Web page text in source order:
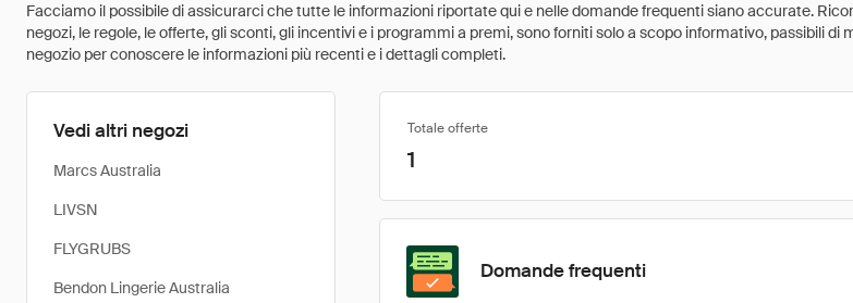
Facciamo il possibile di assicurarci che tutte le informazioni riportate qui e nelle domande frequenti siano accurate.
negozi, le regole, le offerte, gli sconti, gli incentivi e i programmi a premi, sono forniti solo a scopo informativo, passibili
negozio per conoscere le informazioni più recenti e i dettagli completi.
Vedi altri negozi
Marcs Australia
LIVSN
FLYGRUBS
Bendon Lingerie Australia
Totale offerte
1
Domande frequenti